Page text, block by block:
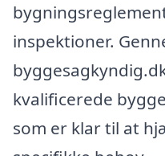
inspektioner.
kvalificerede
som er klar til at